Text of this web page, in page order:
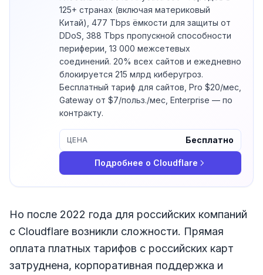
125+ странах (включая материковый
Китай), 477 Tbps ёмкости для защиты от
DDoS, 388 Tbps пропускной способности
периферии, 13 000 межсетевых
соединений. 20% всех сайтов и ежедневно
блокируется 215 млрд киберугроз.
Бесплатный тариф для сайтов, Pro $20/мес,
Gateway от $7/польз./мес, Enterprise — по
контракту.
Подробнее о Cloudflare
ЦЕНА Бесплатно
Но после 2022 года для российских компаний
с Cloudflare возникли сложности. Прямая
оплата платных тарифов с российских карт
затруднена, корпоративная поддержка и